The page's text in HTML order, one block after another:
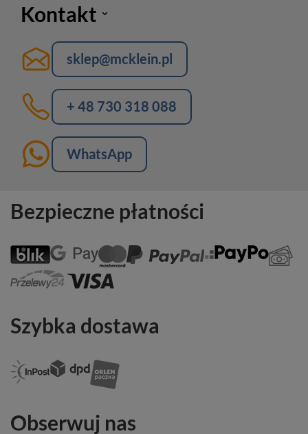
Kontakt
sklep@mcklein.pl
+ 48 730 318 088
WhatsApp
Bezpieczne płatności
Szybka dostawa
Obserwuj nas